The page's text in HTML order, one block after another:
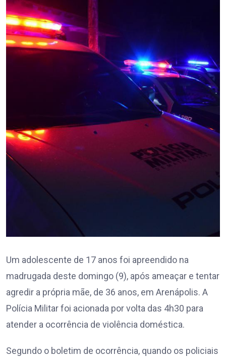
Um adolescente de 17 anos foi apreendido na
madrugada deste domingo (9), após ameaçar e tentar
agredir a própria mãe, de 36 anos, em Arenápolis. A
Polícia Militar foi acionada por volta das 4h30 para
atender a ocorrência de violência doméstica.
Segundo o boletim de ocorrência, quando os policiais